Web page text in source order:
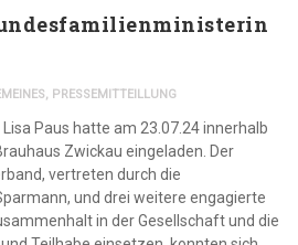
, PRESSEMITTEILLUNG
Paus hatte am 23.07.24 innerhalb
Zwickau eingeladen. Der
vertreten durch die
und drei weitere engagierte
in der Gesellschaft und die